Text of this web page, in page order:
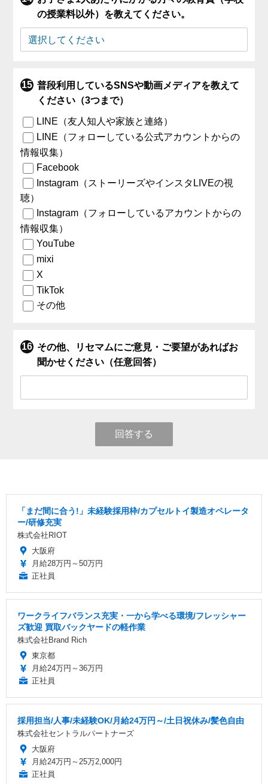
の授業料以外）を教えてください。
普段利用しているSNSや動画メディアを教えて
ください（3つまで）
LINE（友人知人や家族と連絡）
LINE（フォローしている公式アカウントからの
情報収集）
Facebook
Instagram（ストーリーズやインスタLIVEの視
聴）
Instagram（フォローしているアカウントからの
情報収集）
YouTube
mixi
X
TikTok
その他
その他、リセマムにご意見・ご要望があればお
聞かせください（任意回答）
回答する
「まだ間に合う!」未経験採用枠/カプセルトイ製造オペレータ
ー/研修充実
株式会社RIOT
大阪府
月給28万円～50万円
正社員
ワークライフバランス充実・一から学べる環境/フレッシャー
ズ歓迎 買取バックヤードの軽作業
株式会社Brand Rich
東京都
月給24万円～36万円
正社員
採用担当/人事/未経験OK/月給24万円～/土日祝休み/髪色自由
株式会社セントラルパートナーズ
大阪府
月給24万円～25万2,000円
正社員